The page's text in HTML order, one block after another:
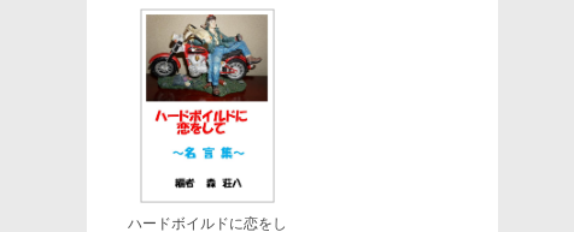
ハードボイルドに恋をし